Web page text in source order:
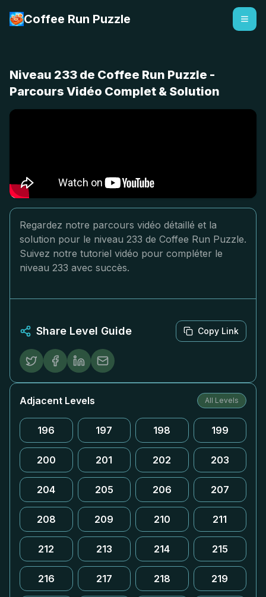
Coffee Run Puzzle
Niveau 233 de Coffee Run Puzzle -
Parcours Vidéo Complet & Solution
Regardez notre parcours vidéo détaillé et la
solution pour le niveau 233 de Coffee Run Puzzle.
Suivez notre tutoriel vidéo pour compléter le
niveau 233 avec succès.
Share Level Guide Copy Link
Adjacent Levels All Levels
196 197 198 199
200 201 202 203
204 205 206 207
208 209 210 211
212 213 214 215
216 217 218 219